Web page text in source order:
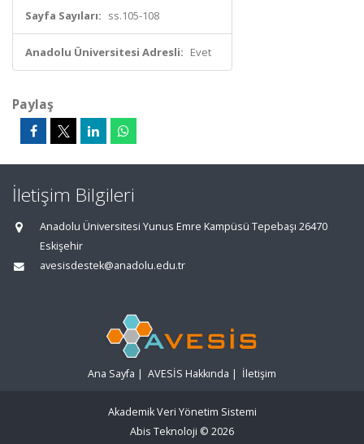
Sayfa Sayıları: ss.105-108
Anadolu Üniversitesi Adresli: Evet
Paylaş
İletişim Bilgileri
Anadolu Üniversitesi Yunus Emre Kampüsü Tepebaşı 26470
Eskişehir
avesisdestek@anadolu.edu.tr
Ana Sayfa | AVESİS Hakkında | İletişim
Akademik Veri Yönetim Sistemi
Abis Teknoloji © 2026